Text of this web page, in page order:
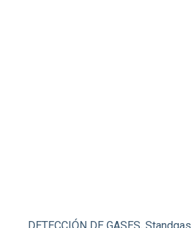
DETECCIÓN DE GASES,